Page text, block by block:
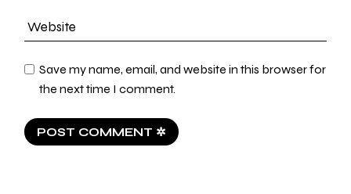
Save my name, email, and website in this browser for
the next time I comment.
POST COMMENT ✲